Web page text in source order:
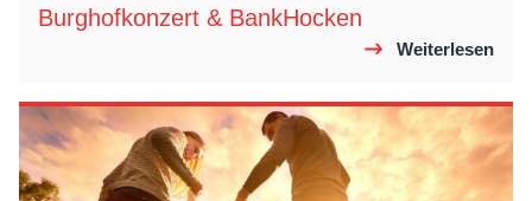
Burghofkonzert & BankHocken
Weiterlesen